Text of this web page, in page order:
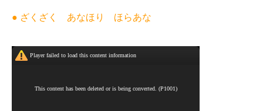
● ざくざく あなほり ほらあな